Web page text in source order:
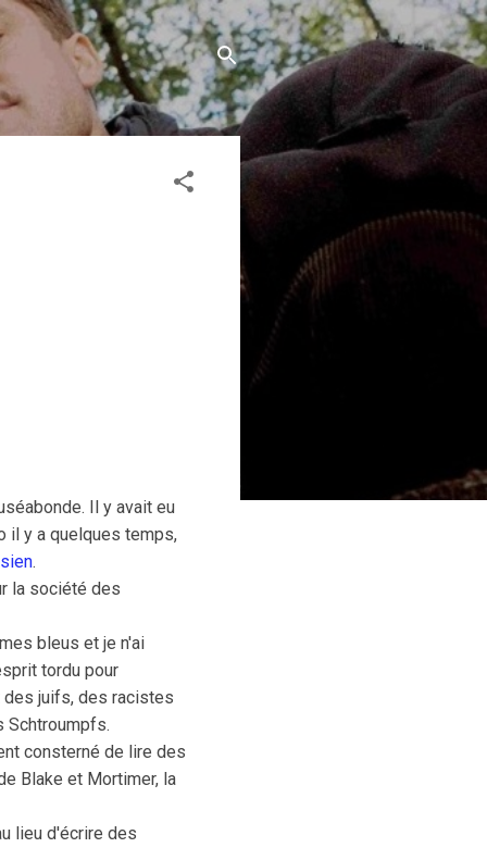
Il y avait eu
il y a quelques temps,
.
la société des
bleus et je n'ai
tordu pour
des juifs, des racistes
Schtroumpfs.
consterné de lire des
Blake et Mortimer, la
lieu d'écrire des